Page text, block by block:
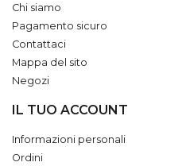
Chi siamo
Pagamento sicuro
Contattaci
Mappa del sito
Negozi
IL TUO ACCOUNT
Informazioni personali
Ordini